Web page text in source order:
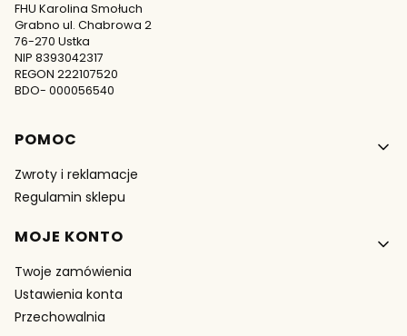
FHU Karolina Smołuch
Grabno ul. Chabrowa 2
76-270 Ustka
NIP 8393042317
REGON 222107520
BDO- 000056540
Linki w stopce
POMOC
Zwroty i reklamacje
Regulamin sklepu
MOJE KONTO
Twoje zamówienia
Ustawienia konta
Przechowalnia